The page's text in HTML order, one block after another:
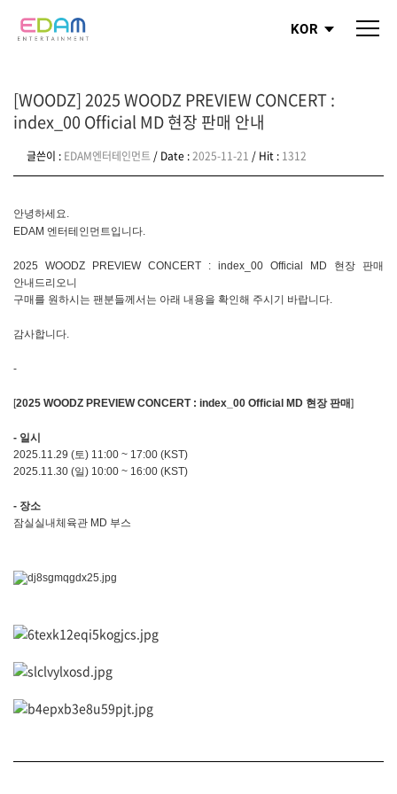
KOR
[WOODZ] 2025 WOODZ PREVIEW CONCERT :
index_00 Official MD 현장 판매 안내
글쓴이 : EDAM엔터테인먼트 / Date :2025-11-21 / Hit : 1312
안녕하세요.
EDAM 엔터테인먼트입니다.
2025 WOODZ PREVIEW CONCERT : index_00 Official MD 현장 판매
안내드리오니
구매를 원하시는 팬분들께서는 아래 내용을 확인해 주시기 바랍니다.
감사합니다.
-
[2025 WOODZ PREVIEW CONCERT : index_00 Official MD 현장 판매]
- 일시
2025.11.29 (토) 11:00 ~ 17:00 (KST)
2025.11.30 (일) 10:00 ~ 16:00 (KST)
- 장소
잠실실내체육관 MD 부스